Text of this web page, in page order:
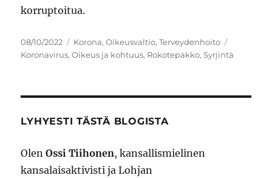
korruptoitua.
Julkaistu
08/10/2022 Kategoriat
Korona,Oikeusvaltio,Terveydenhoito
Koronavirus,Oikeus ja kohtuus, Rokotepakko,Syrjintä
LYHYESTI TÄSTÄ BLOGISTA
OlenOssi Tiihonen, kansallismielinen
kansalaisaktivisti ja Lohjan